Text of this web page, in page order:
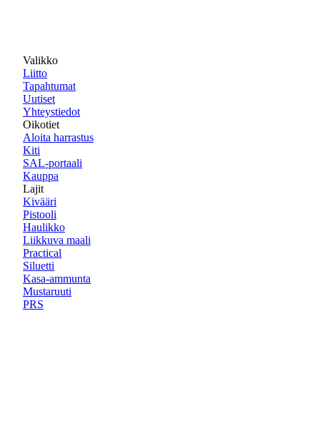
Valikko
Liitto
Tapahtumat
Uutiset
Yhteystiedot
Oikotiet
Aloita harrastus
Kiti
SAL-portaali
Kauppa
Lajit
Kivääri
Pistooli
Haulikko
Liikkuva maali
Practical
Siluetti
Kasa-ammunta
Mustaruuti
PRS